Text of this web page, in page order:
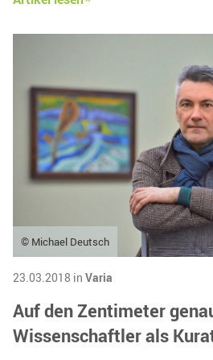
© Michael Deutsch
23.03.2018 in Varia
Auf den Zentimeter
Wissenschaftler als